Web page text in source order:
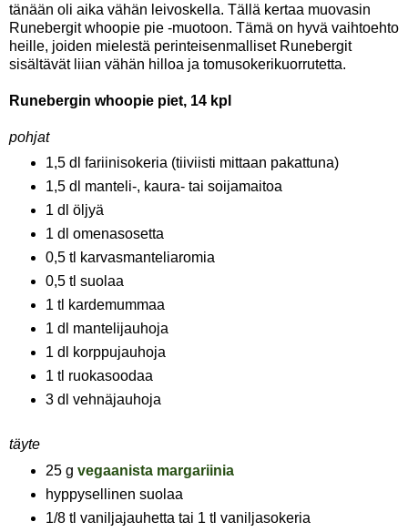
tänään oli aika vähän leivoskella. Tällä kertaa muovasin
Runebergit whoopie pie -muotoon. Tämä on hyvä vaihtoehto
heille, joiden mielestä perinteisenmalliset Runebergit
sisältävät liian vähän hilloa ja tomusokerikuorrutetta.
Runebergin whoopie piet, 14 kpl
pohjat
1,5 dl fariinisokeria (tiiviisti mittaan pakattuna)
1,5 dl manteli-, kaura- tai soijamaitoa
1 dl öljyä
1 dl omenasosetta
0,5 tl karvasmanteliaromia
0,5 tl suolaa
1 tl kardemummaa
1 dl mantelijauhoja
1 dl korppujauhoja
1 tl ruokasoodaa
3 dl vehnäjauhoja
täyte
25 g vegaanista margariinia
hyppysellinen suolaa
1/8 tl vaniljajauhetta tai 1 tl vaniljasokeria